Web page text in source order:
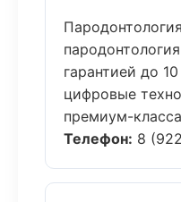
гарантией до
цифровые
премиум-
Телефон: 8